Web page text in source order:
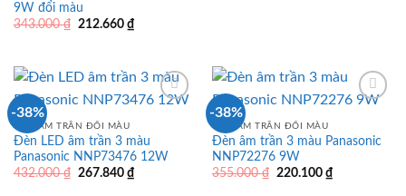
9W đổi màu
343.000₫ Giá
212.660 ₫Giá
212.660 ₫.
-38%
ĐÈN ÂM TRẦN ĐỔI MÀU
Đèn LED âm trần 3 màu
Panasonic NNP73476 12W
432.000₫ Giá
267.840 ₫Giá
-38%
ĐÈN ÂM TRẦN ĐỔI MÀU
Đèn âm trần 3 màu Panasonic
NNP72276 9W
355.000₫ Giá
220.100 ₫Giá